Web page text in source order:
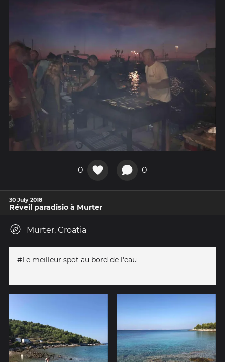
0 0
30 July 2018
Réveil paradisio à Murter
Murter, Croatia
#Le meilleur spot au bord de l'eau